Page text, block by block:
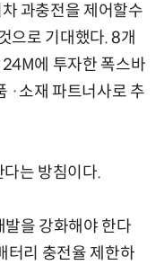
과충전을 제어할수
으로 기대했다. 8개
에 투자한 폭스바
·소재 파트너사로 추
는 방침이다.
을 강화해야 한다
터리 충전율 제한하